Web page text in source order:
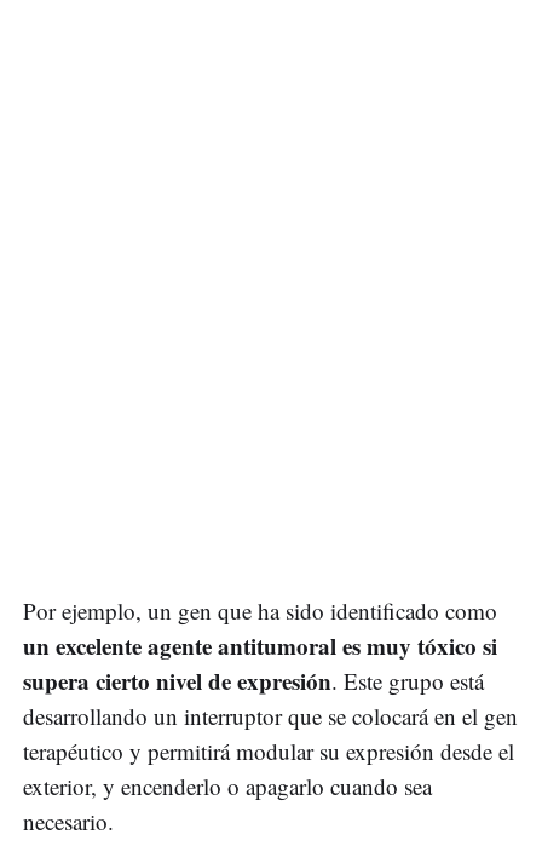
Por ejemplo, un gen que ha sido identificado como
un excelente agente antitumoral es muy tóxico si
supera cierto nivel de expresión. Este grupo está
desarrollando un interruptor que se colocará en el gen
terapéutico y permitirá modular su expresión desde el
exterior, y encenderlo o apagarlo cuando sea
necesario.